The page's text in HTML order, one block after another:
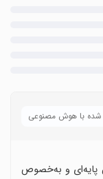
شده با هوش مصنوعی
پایه‌ای و به‌خصوص